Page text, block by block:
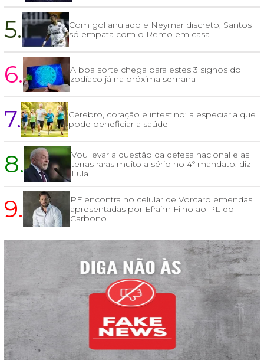
5.
Com gol anulado e Neymar discreto, Santos
só empata com o Remo em casa
6.
A boa sorte chega para estes 3 signos do
zodíaco já na próxima semana
7.
Cérebro, coração e intestino: a especiaria que
pode beneficiar a saúde
8.
Vou levar a questão da defesa nacional e as
terras raras muito a sério no 4º mandato, diz
Lula
9.
PF encontra no celular de Vorcaro emendas
apresentadas por Efraim Filho ao PL do
Carbono